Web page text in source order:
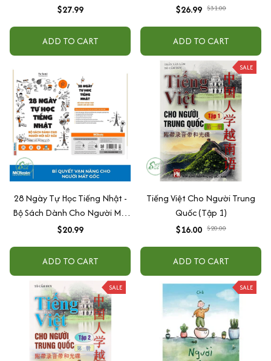
Người Mới Bắt Đầu
$27.99
ADD TO CART
$26.99 $31.00
ADD TO CART
28 Ngày Tự Học Tiếng Nhật -
Bộ Sách Dành Cho Người Mới
Bắt Đầu
$20.99
ADD TO CART
SALE
Tiếng Việt Cho Người Trung
Quốc (Tập 1)
$16.00 $20.00
ADD TO CART
SALE SALE